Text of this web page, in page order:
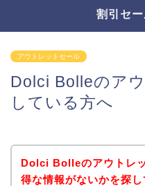
割引セ
アウトレットセール
Dolci Bolleのア
している方へ
Dolci Bolleのアウトレ
得な情報がないかを探